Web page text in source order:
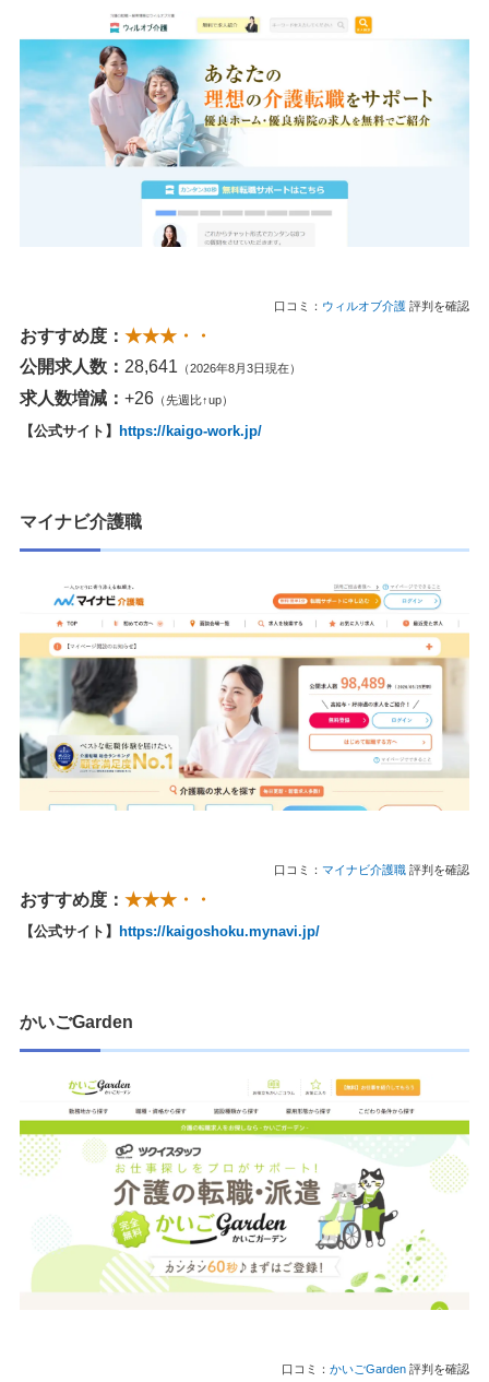
口コミ： ウィルオブ介護 評判を確認
おすすめ度： ★★★・・
公開求人数： 28,641 （2026年8月3日現在）
求人数増減： +26 （先週比↑up）
【公式サイト】 https://kaigo-work.jp/
マイナビ介護職
口コミ： マイナビ介護職 評判を確認
おすすめ度： ★★★・・
【公式サイト】 https://kaigoshoku.mynavi.jp/
かいごGarden
口コミ： かいごGarden 評判を確認